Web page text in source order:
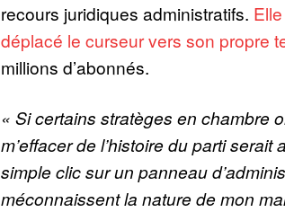
recours juridiques administratifs.
déplacé le curseur vers son propre
millions d’abonnés.
« Si certains stratèges en chambre
m’effacer de l’histoire du parti serait
simple clic sur un panneau
méconnaissent la nature de mon